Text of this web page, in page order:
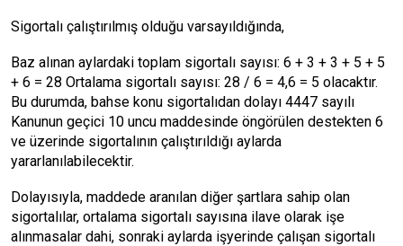
Sigortalı çalıştırılmış olduğu varsayıldığında,
Baz alınan aylardaki toplam sigortalı sayısı: 6 + 3 + 3 + 5 + 5
+ 6 = 28 Ortalama sigortalı sayısı: 28 / 6 = 4,6 = 5 olacaktır.
Bu durumda, bahse konu sigortalıdan dolayı 4447 sayılı
Kanunun geçici 10 uncu maddesinde öngörülen destekten 6
ve üzerinde sigortalının çalıştırıldığı aylarda
yararlanılabilecektir.
Dolayısıyla, maddede aranılan diğer şartlara sahip olan
sigortalılar, ortalama sigortalı sayısına ilave olarak işe
alınmasalar dahi, sonraki aylarda işyerinde çalışan sigortalı